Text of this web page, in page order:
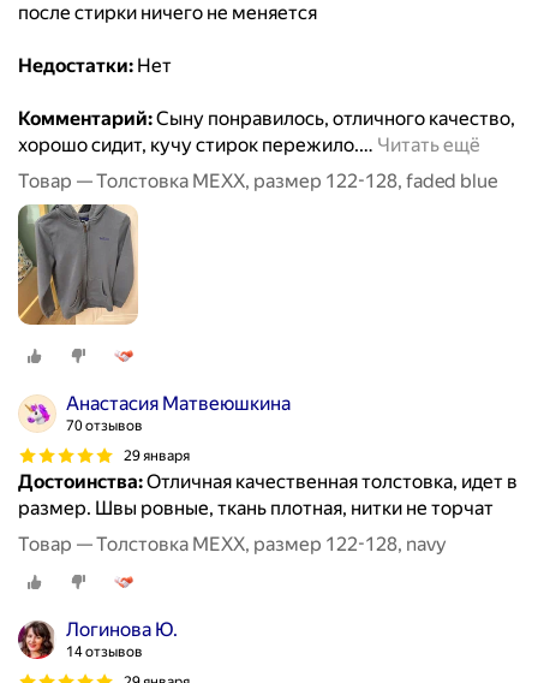
после стирки ничего не меняется
Недостатки: Нет
Комментарий:Сыну понравилось, отличного качество,
хорошо сидит, кучу стирок пережило.… Читать ещё
Товар — Толстовка MEXX, размер 122-128, faded blue
Анастасия Матвеюшкина
70 отзывов
29 января
Достоинства:Отличная качественная толстовка, идет в
размер. Швы ровные, ткань плотная, нитки не торчат
Товар — Толстовка MEXX, размер 122-128, navy
Логинова Ю.
14 отзывов